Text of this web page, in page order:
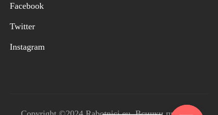
Facebook
Twitter
Instagram